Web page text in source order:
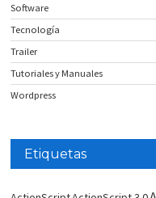
Software
Tecnología
Trailer
Tutoriales y Manuales
Wordpress
Etiquetas